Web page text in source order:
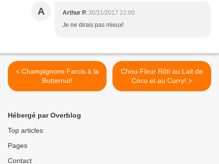
A Arthur P. 30/11/2017 22:00
Je ne dirais pas mieux!
< Champignons Farcis à la
Butternut!
Chou-Fleur Rôti au Lait de
Coco et au Curry! >
Hébergé par Overblog
Top articles
Pages
Contact